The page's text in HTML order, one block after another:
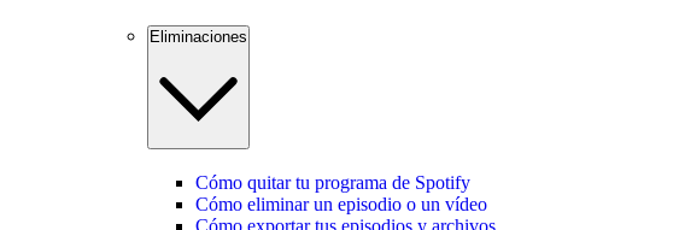
Eliminaciones
Cómo quitar tu programa de Spotify
Cómo eliminar un episodio o un vídeo
Cómo exportar tus episodios y archivos